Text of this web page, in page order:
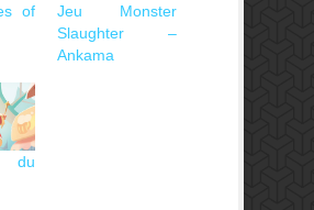
of
Jeu Monster
Slaughter –
Ankama
du